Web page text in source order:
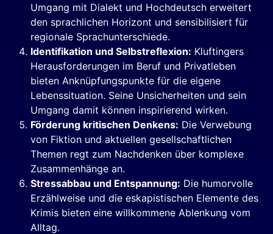
Umgang mit Dialekt und Hochdeutsch erweitert
den sprachlichen Horizont und sensibilisiert für
regionale Sprachunterschiede.
Identifikation und Selbstreflexion: Kluftingers
Herausforderungen im Beruf und Privatleben
bieten Anknüpfungspunkte für die eigene
Lebenssituation. Seine Unsicherheiten und sein
Umgang damit können inspirierend wirken.
Förderung kritischen Denkens: Die Verwebung
von Fiktion und aktuellen gesellschaftlichen
Themen regt zum Nachdenken über komplexe
Zusammenhänge an.
Stressabbau und Entspannung: Die humorvolle
Erzählweise und die eskapistischen Elemente des
Krimis bieten eine willkommene Ablenkung vom
Alltag.